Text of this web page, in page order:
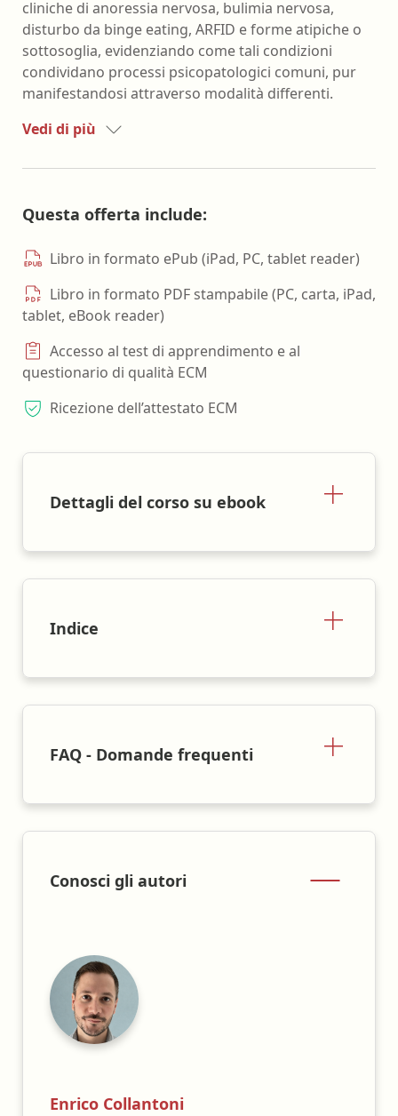
cliniche di anoressia nervosa, bulimia nervosa,
disturbo da binge eating, ARFID e forme atipiche o
sottosoglia, evidenziando come tali condizioni
condividano processi psicopatologici comuni, pur
manifestandosi attraverso modalità differenti.
Vedi di più
Questa offerta include:
Libro in formato ePub (iPad, PC, tablet reader)
Libro in formato PDF stampabile (PC, carta, iPad,
tablet, eBook reader)
Accesso al test di apprendimento e al
questionario di qualità ECM
Ricezione dell’attestato ECM
Dettagli del corso su ebook
Indice
FAQ - Domande frequenti
Conosci gli autori
Enrico Collantoni